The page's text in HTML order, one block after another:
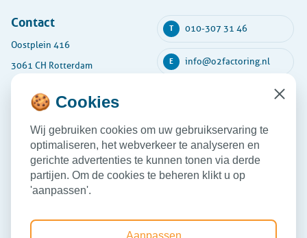
Contact
Oostplein 416
3061 CH Rotterdam
Maandag
08:30 - 17:30
Dinsdag
08:30 - 17:30
Woensdag 08:30 - 17:30
Donderdag 08:30 - 17:30
T 010-307 31 46
E info@o2factoring.nl
🍪 Cookies
Wij gebruiken cookies om uw gebruikservaring te
optimaliseren, het webverkeer te analyseren en
gerichte advertenties te kunnen tonen via derde
partijen. Om de cookies te beheren klikt u op
'aanpassen'.
Close
Aanpassen